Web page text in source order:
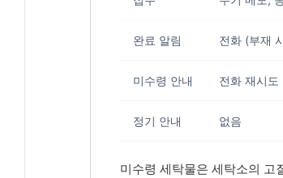
완료 알림 전화 (부재
미수령 안내 전화 재시도
정기 안내 없음
미수령 세탁물은 세탁소의 고